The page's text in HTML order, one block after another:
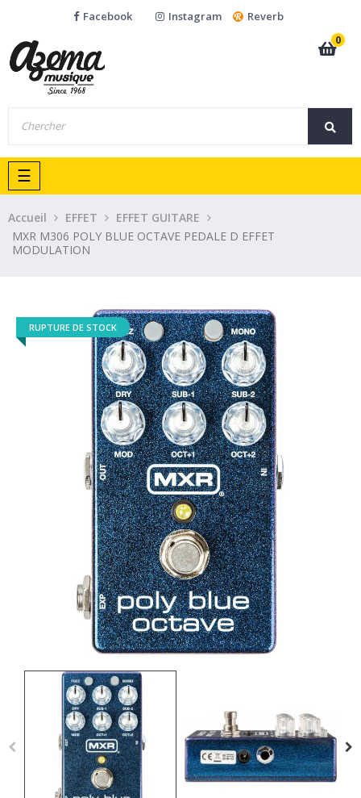
Facebook Instagram
Reverb
0
Basculer
la
navigation
☰
Accueil EFFET
EFFET GUITARE
MXR M306 POLY BLUE OCTAVE PEDALE D EFFET
MODULATION
RUPTURE DE STOCK